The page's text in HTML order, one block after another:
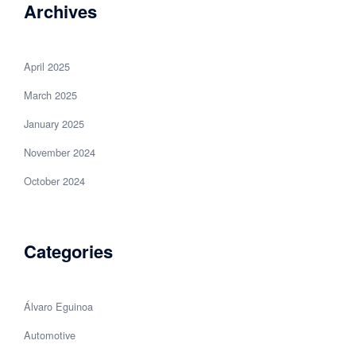
Archives
April 2025
March 2025
January 2025
November 2024
October 2024
Categories
Álvaro Eguinoa
Automotive